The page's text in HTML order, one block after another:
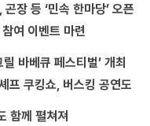
장 등 ‘민속 한마당’ 오픈
여 이벤트 마련
바베큐 페스티벌’ 개최
쿠킹쇼, 버스킹 공연도
함께 펼쳐져